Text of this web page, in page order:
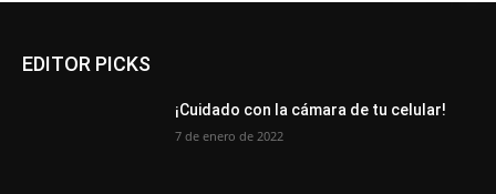
EDITOR PICKS
¡Cuidado con la cámara de tu celular!
7 de enero de 2022